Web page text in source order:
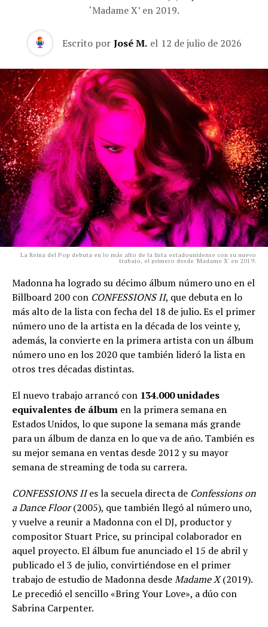
‘Madame X’ en 2019.
Escrito por José M. el 12 de julio de 2026
La Reina del Pop debuta en lo más alto de la lista estadounidense con su nuevo
trabajo, el primero desde 'Madame X' en 2019.
Madonna ha logrado su décimo álbum número uno en el
Billboard 200 con CONFESSIONS II, que debuta en lo
más alto de la lista con fecha del 18 de julio. Es el primer
número uno de la artista en la década de los veinte y,
además, la convierte en la primera artista con un álbum
número uno en los 2020 que también lideró la lista en
otros tres décadas distintas.
El nuevo trabajo arrancó con 134.000 unidades
equivalentes de álbum en la primera semana en
Estados Unidos, lo que supone la semana más grande
para un álbum de danza en lo que va de año. También es
su mejor semana en ventas desde 2012 y su mayor
semana de streaming de toda su carrera.
CONFESSIONS IIes la secuela directa de Confessions on
a Dance Floor(2005), que también llegó al número uno,
y vuelve a reunir a Madonna con el DJ, productor y
compositor Stuart Price, su principal colaborador en
aquel proyecto. El álbum fue anunciado el 15 de abril y
publicado el 3 de julio, convirtiéndose en el primer
trabajo de estudio de Madonna desdeMadame X(2019).
Le precedió el sencillo «Bring Your Love», a dúo con
Sabrina Carpenter.